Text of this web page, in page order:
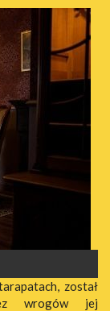
został
wrogów jej